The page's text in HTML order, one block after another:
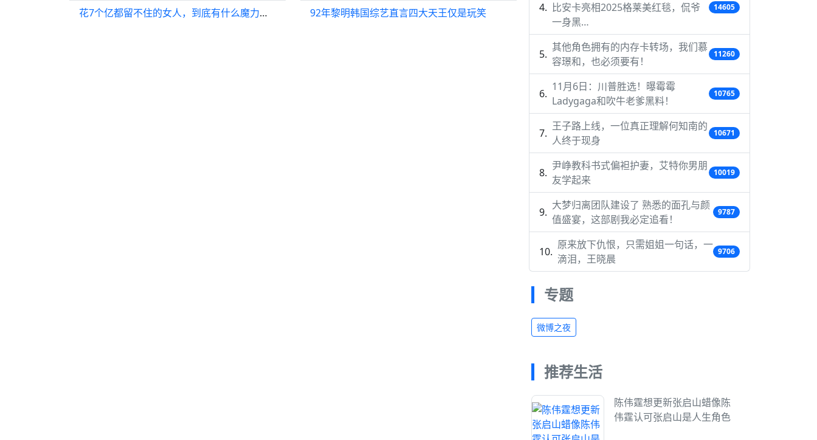
花7个亿都留不住的女人，到底有什么魔力？ 乐基儿
92年黎明韩国综艺直言四大天王仅是玩笑
比安卡亮相2025格莱美红毯，侃爷
一身黑…
14605
其他角色拥有的内存卡转场，我们慕
容璟和，也必须要有！
11260
11月6日：川普胜选！曝霉霉
Ladygaga和吹牛老爹黑料！
10765
王子路上线，一位真正理解何知南的
人终于现身
10671
尹峥教科书式偏袒护妻，艾特你男朋
友学起来
10019
大梦归离团队建设了 熟悉的面孔与颜
值盛宴，这部剧我必定追看！
9787
原来放下仇恨，只需姐姐一句话，一
滴泪，王晓晨
9706
专题
微博之夜
推荐生活
陈伟霆想更新张启山蜡像陈
伟霆认可张启山是人生角色